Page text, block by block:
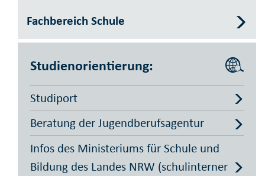
Fachbereich Schule
Studienorientierung:
Studiport
Beratung der Jugendberufsagentur
Infos des Ministeriums für Schule und
Bildung des Landes NRW (schulinterner